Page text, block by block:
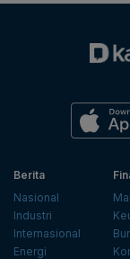
Berita
Nasional
Industri
Internasional
Energi